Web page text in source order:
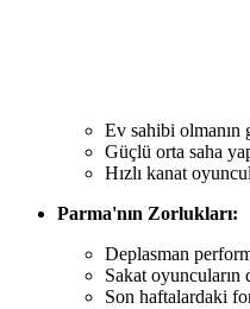
Ev sahibi olmanın
Güçlü orta saha
Hızlı kanat
Parma'nın Zorlukları:
Deplasman
Sakat oyuncuların
Son haftalardaki